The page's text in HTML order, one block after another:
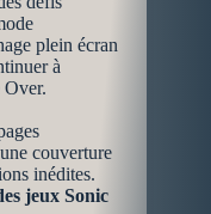
plein écran
à
Over.
couverture
inédites.
jeux Sonic